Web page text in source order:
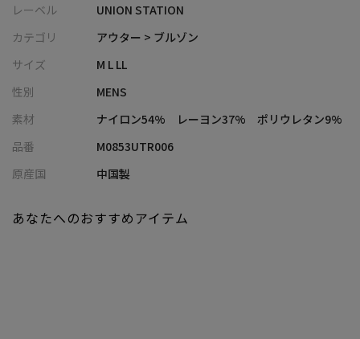
伸縮性に富んでいるため、動きやすさも抜群。
また、シワになりにくい素材でもあるので、長時間の着用や旅行
【デザイン/スタイリング】
インパクトのある編み柄ですが、単色のシャドー調の柄なので目
プロスペリティのバッグに施されているハトメや引き手などを細
部に使用
スラックスからデニムまで様々なボトムスとも相性が良く、様々
レーベル
UNION STATION
カテゴリ
アウター > ブルゾン
サイズ
M L LL
性別
MENS
素材
ナイロン54% レーヨン37% ポリウレタン9%
品番
M0853UTR006
原産国
中国製
あなたへのおすすめアイテム